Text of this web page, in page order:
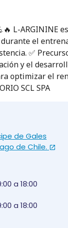
L-ARGININE
el
✅
y el
optimizar el
SCL SPA
de Gales
de Chile.
a 18:00
a 18:00